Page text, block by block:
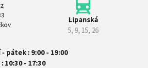
Lipanská
5, 9, 15, 26
pátek : 9:00 - 19:00
10:30 - 17:30